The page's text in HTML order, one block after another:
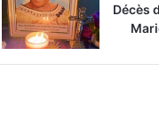
Décès